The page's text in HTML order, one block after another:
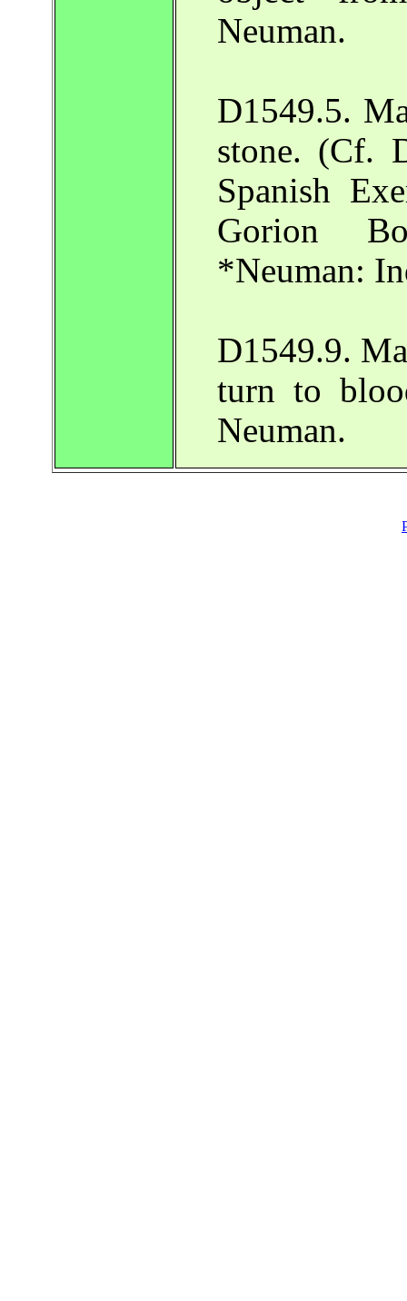
Neuman.
D1549.5.
stone. (Cf.
Spanish
Gorion
*Neuman:
D1549.9.
turn to
Neuman.